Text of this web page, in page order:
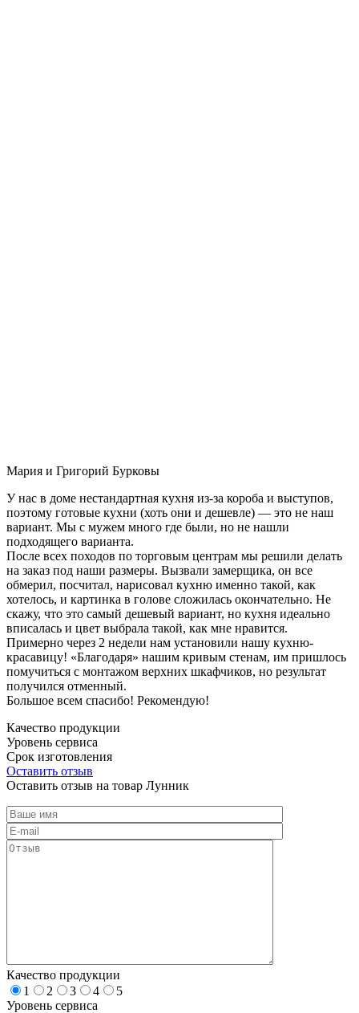
Мария и Григорий Бурковы
У нас в доме нестандартная кухня из-за короба и выступов,
поэтому готовые кухни (хоть они и дешевле) — это не наш
вариант. Мы с мужем много где были, но не нашли
подходящего варианта.
После всех походов по торговым центрам мы решили делать
на заказ под наши размеры. Вызвали замерщика, он все
обмерил, посчитал, нарисовал кухню именно такой, как
хотелось, и картинка в голове сложилась окончательно. Не
скажу, что это самый дешевый вариант, но кухня идеально
вписалась и цвет выбрала такой, как мне нравится.
Примерно через 2 недели нам установили нашу кухню-
красавицу! «Благодаря» нашим кривым стенам, им пришлось
помучиться с монтажом верхних шкафчиков, но результат
получился отменный.
Большое всем спасибо! Рекомендую!
Качество продукции
Уровень сервиса
Срок изготовления
Оставить отзыв
Оставить отзыв на товар Лунник
Качество продукции
1
2 3 4
5
Уровень сервиса